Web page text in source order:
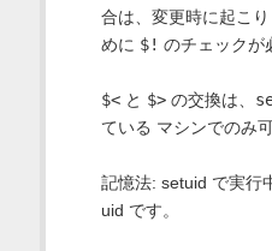
合は、変更時に起こ
めに $! のチェックが
$<と $>の交換は、
ている マシンでのみ可
記憶法: setuid で実行
uid です。